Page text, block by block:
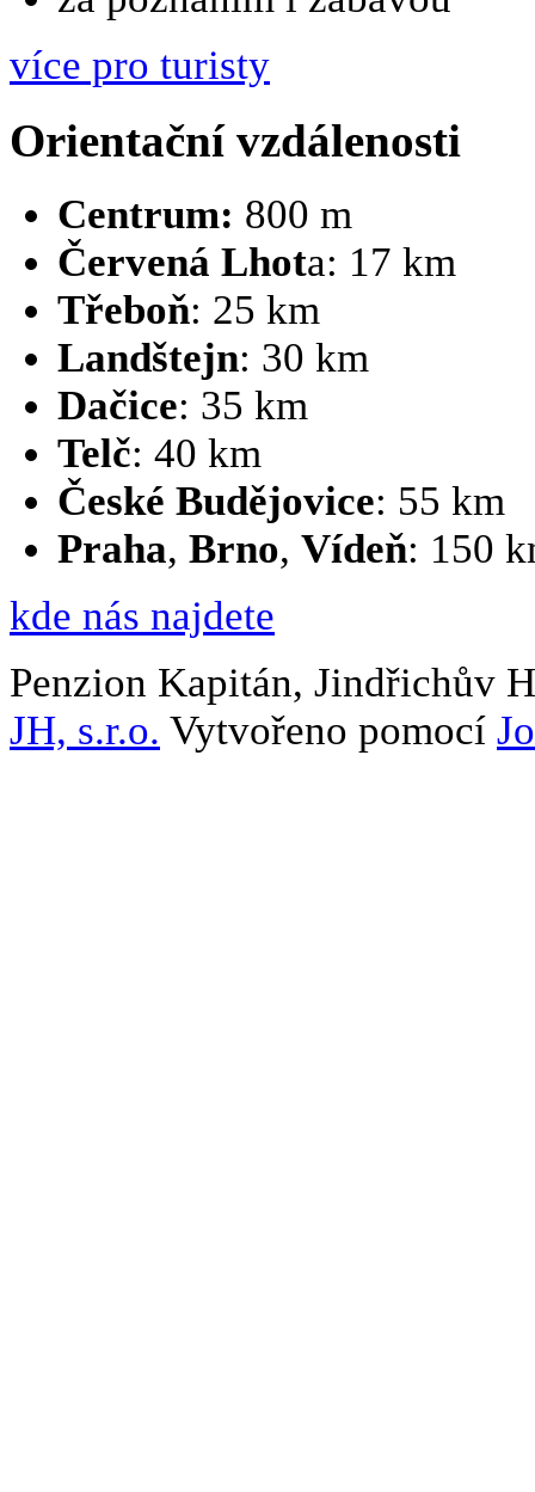
více pro turisty
Orientační vzdálenosti
Centrum: 800 m
Červená Lhota: 17 km
Třeboň: 25 km
Landštejn: 30 km
Dačice: 35 km
Telč: 40 km
České Budějovice: 55 km
Praha, Brno, Vídeň: 150
kde nás najdete
Penzion Kapitán, Jindřichův
JH, s.r.o. Vytvořeno pomocí